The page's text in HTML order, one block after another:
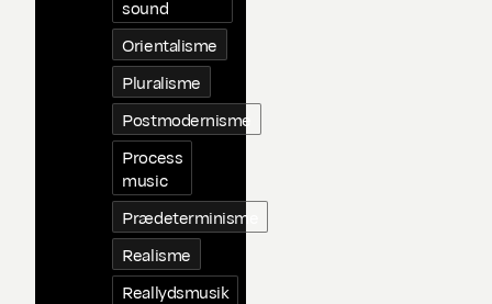
sound
Orientalisme
Pluralisme
Postmodernisme
Process
music
Prædeterminisme
Realisme
Reallydsmusik